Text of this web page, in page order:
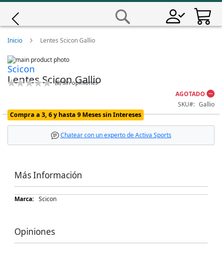
Saltar
Contenido
Inicio Lentes Scicon Gallio
Skip
to
the
end
images
gallery
Skip
to
the
the
images
Scicon
Lentes Scicon Gallio
Calificación:
(0)Sin opiniones
AGOTADO
SKU
Gallio
Compra a 3, 6 y hasta 9 Meses sin Intereses
Chatear con un experto de Activa Sports
Más Información
Más
Scicon
Opiniones
Giro
Iscali
Magene
MET